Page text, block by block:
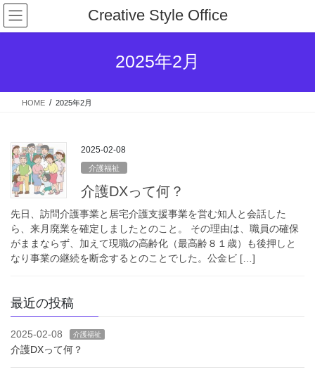
コ
ン
テ
ス
ナ
ビ
ゲ
ン
Creative Style Office
2025年2月
HOME 2025年2月
2025-02-08
介護福祉
介護DXって何？
先日、訪問介護事業と居宅介護支援事業を営む知人と会話した
ら、来月廃業を確定しましたとのこと。 その理由は、職員の確保
がままならず、加えて現職の高齢化（最高齢８１歳）も後押しと
なり事業の継続を断念するとのことでした。公金ビ […]
最近の投稿
2025-02-08 介護福祉
介護DXって何？